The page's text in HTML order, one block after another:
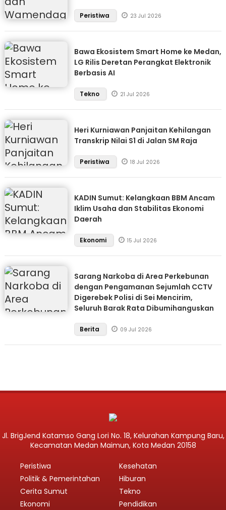
Peristiwa 23 Jul 2026
Bawa Ekosistem Smart Home ke Medan,
LG Rilis Deretan Perangkat Elektronik
Berbasis AI
Tekno 21 Jul 2026
Heri Kurniawan Panjaitan Kehilangan
Transkrip Nilai S1 di Jalan SM Raja
Peristiwa 18 Jul 2026
KADIN Sumut: Kelangkaan BBM Ancam
Iklim Usaha dan Stabilitas Ekonomi
Daerah
Ekonomi 15 Jul 2026
Sarang Narkoba di Area Perkebunan
dengan Pengamanan Sejumlah CCTV
Digerebek Polisi di Sei Mencirim,
Seluruh Barak Rata Dibumihanguskan
Berita 09 Jul 2026
Jl. BrigJend Katamso Gang Lori No. 18, Kelurahan Kampung Baru,
Kecamatan Medan Maimun, Kota Medan 20158
Peristiwa
Politik & Pemerintahan
Cerita Sumut
Ekonomi
Kesehatan
Hiburan
Tekno
Pendidikan